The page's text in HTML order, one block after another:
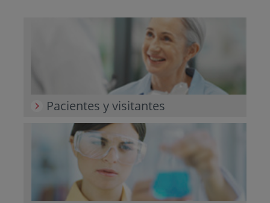
Pacientes y visitantes